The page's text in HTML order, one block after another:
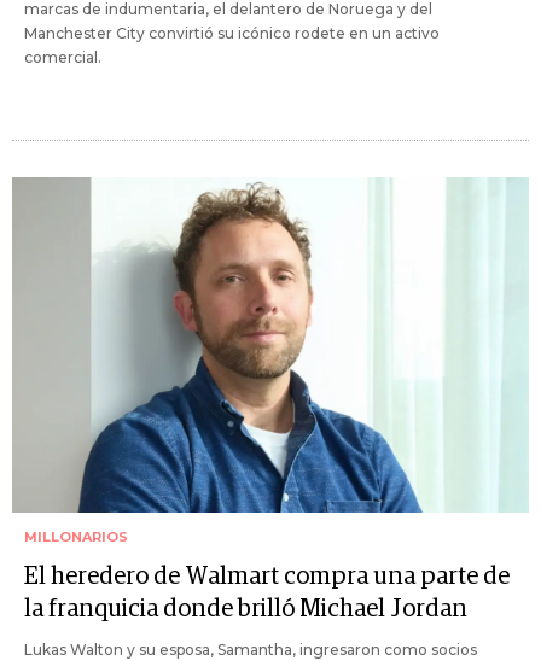
marcas de indumentaria, el delantero de Noruega y del
Manchester City convirtió su icónico rodete en un activo
comercial.
MILLONARIOS
El heredero de Walmart compra una parte de
la franquicia donde brilló Michael Jordan
Lukas Walton y su esposa, Samantha, ingresaron como socios